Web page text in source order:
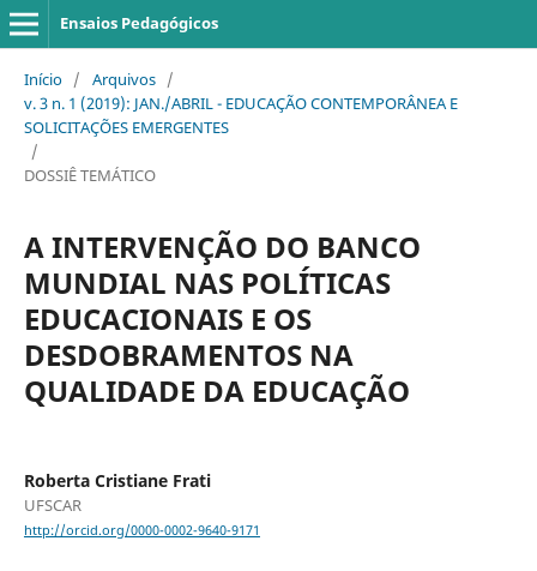
Ensaios Pedagógicos
Início / Arquivos /
v. 3 n. 1 (2019): JAN./ABRIL - EDUCAÇÃO CONTEMPORÂNEA E
SOLICITAÇÕES EMERGENTES
/
DOSSIÊ TEMÁTICO
A INTERVENÇÃO DO BANCO
MUNDIAL NAS POLÍTICAS
EDUCACIONAIS E OS
DESDOBRAMENTOS NA
QUALIDADE DA EDUCAÇÃO
Roberta Cristiane Frati
UFSCAR
http://orcid.org/0000-0002-9640-9171